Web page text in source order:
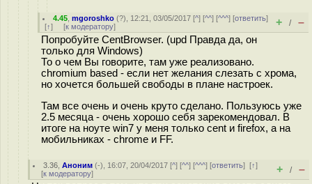
4.45 ,mgoroshko (?), 12:21, 03/05/2017 [^] [^^] [^^^] [ответить]
[↑] [к модератору] + / –
Попробуйте CentBrowser. (upd Правда да, он
только для Windows)
То о чем Вы говорите, там уже реализовано.
chromium based - eсли нет желания слезать с хрома,
но хочется большей свободы в плане настроек.
Там все очень и очень круто сделано. Пользуюсь уже
2.5 месяца - очень хорошо себя зарекомендовал. В
итоге на ноуте win7 у меня только cent и firefox, а на
мобильниках - chrome и FF.
3.36 ,Аноним (-), 16:07, 20/04/2017 [^] [^^] [^^^] [ответить][↑]
[к модератору] + / –